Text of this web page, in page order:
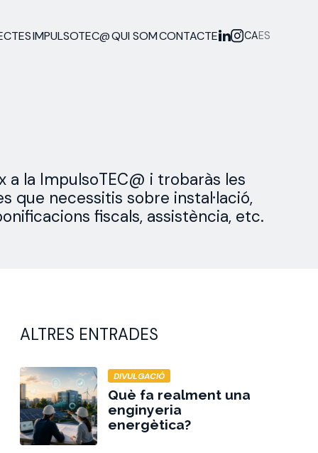
IMPULSOTEC@QUI SOMCONTACTE CAES
a la ImpulsoTEC@ i trobaràs les
que necessitis sobre instal·lació,
fiscals, assistència, etc.
ALTRES ENTRADES
DIVULGACIÓ
Què fa realment una
enginyeria
energètica?